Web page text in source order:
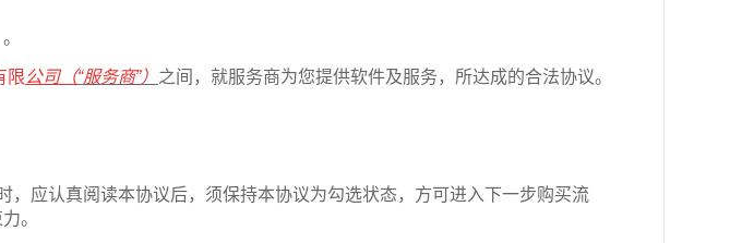
限公司（“服务商”） 之间，就服务商为您提供软件及服务，所达成的合法协议。
，应认真阅读本协议后，须保持本协议为勾选状态，方可进入下一步购买流
。